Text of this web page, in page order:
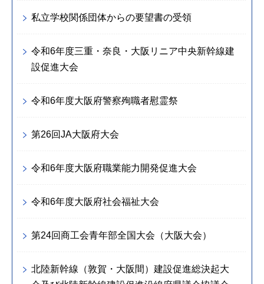
私立学校関係団体からの要望書の受領
令和6年度三重・奈良・大阪リニア中央新幹線建
設促進大会
令和6年度大阪府警察殉職者慰霊祭
第26回JA大阪府大会
令和6年度大阪府職業能力開発促進大会
令和6年度大阪府社会福祉大会
第24回商工会青年部全国大会（大阪大会）
北陸新幹線（敦賀・大阪間）建設促進総決起大